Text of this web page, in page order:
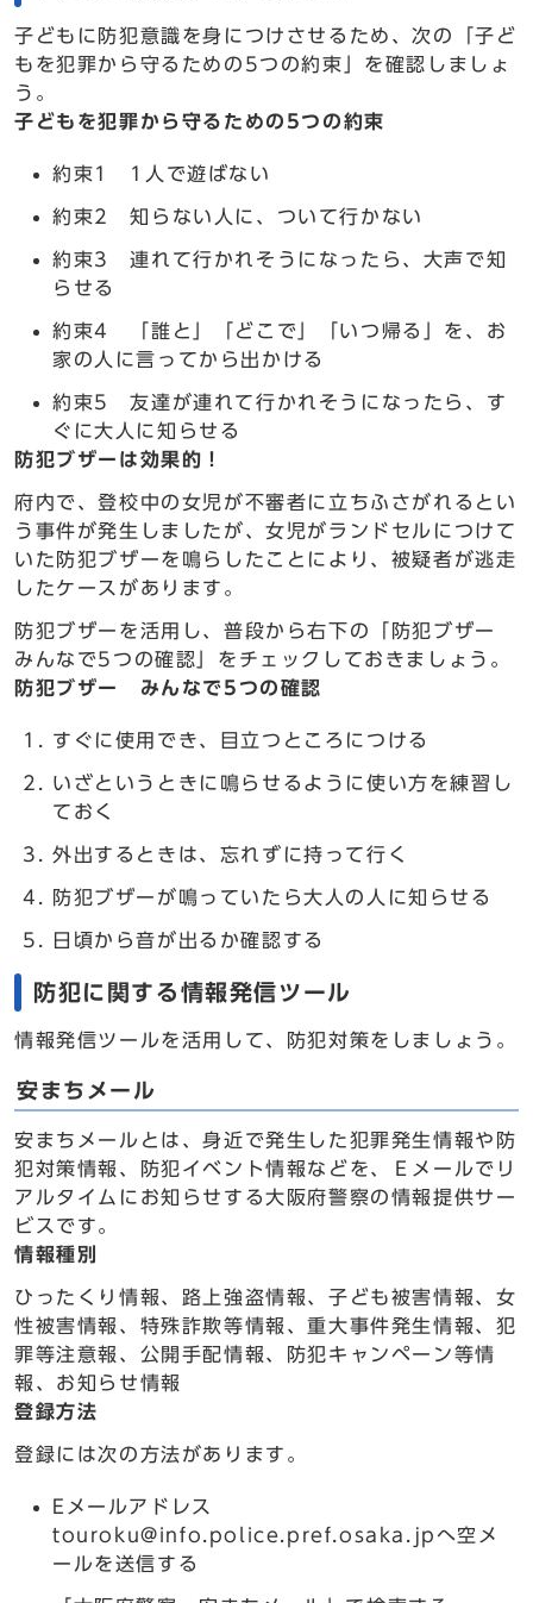
子どもに防犯意識を身につけさせるため、次の「子ど
もを犯罪から守るための5つの約束」を確認しましょ
う。
子どもを犯罪から守るための5つの約束
約束1 1人で遊ばない
約束2 知らない人に、ついて行かない
約束3 連れて行かれそうになったら、大声で知
らせる
約束4 「誰と」「どこで」「いつ帰る」を、お
家の人に言ってから出かける
約束5 友達が連れて行かれそうになったら、す
ぐに大人に知らせる
防犯ブザーは効果的！
府内で、登校中の女児が不審者に立ちふさがれるとい
う事件が発生しましたが、女児がランドセルにつけて
いた防犯ブザーを鳴らしたことにより、被疑者が逃走
したケースがあります。
防犯ブザーを活用し、普段から右下の「防犯ブザー
みんなで5つの確認」をチェックしておきましょう。
防犯ブザー みんなで5つの確認
すぐに使用でき、目立つところにつける
いざというときに鳴らせるように使い方を練習し
ておく
外出するときは、忘れずに持って行く
防犯ブザーが鳴っていたら大人の人に知らせる
日頃から音が出るか確認する
防犯に関する情報発信ツール
情報発信ツールを活用して、防犯対策をしましょう。
安まちメール
安まちメールとは、身近で発生した犯罪発生情報や防
犯対策情報、防犯イベント情報などを、Ｅメールでリ
アルタイムにお知らせする大阪府警察の情報提供サー
ビスです。
情報種別
ひったくり情報、路上強盗情報、子ども被害情報、女
性被害情報、特殊詐欺等情報、重大事件発生情報、犯
罪等注意報、公開手配情報、防犯キャンペーン等情
報、お知らせ情報
登録方法
登録には次の方法があります。
Eメールアドレス
touroku@info.police.pref.osaka.jpへ空メ
ールを送信する